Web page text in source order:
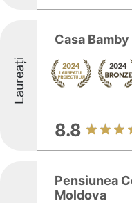
Laureați
Casa Bamby
8.8
Pensiunea
Moldova